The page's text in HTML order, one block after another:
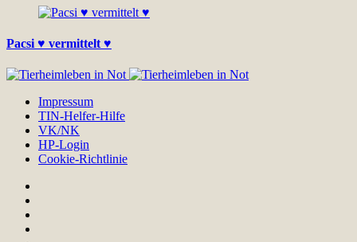
Pacsi ♥ vermittelt ♥
Impressum
TIN-Helfer-Hilfe
VK/NK
HP-Login
Cookie-Richtlinie